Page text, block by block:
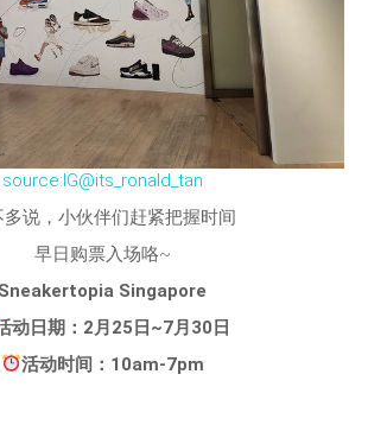
source:IG@its_ronald_tan
多说，小伙伴们赶紧把握时间
早日购票入场咯~
Sneakertopia Singapore
动日期：2月25日~7月30日
活动时间：10am-7pm